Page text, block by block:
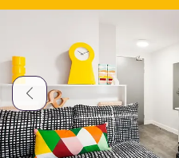
Standorte
Mehr
English (US)
Chinese
Italian